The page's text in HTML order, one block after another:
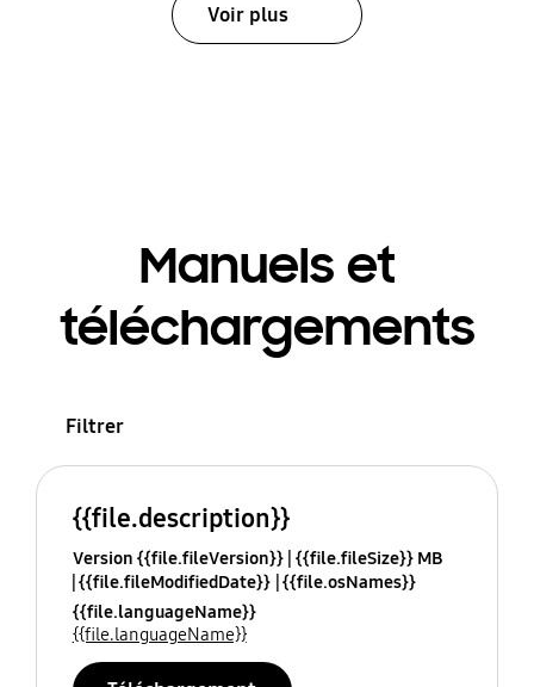
Voir plus
Manuels et
téléchargements
Filtrer
{{file.description}}
Version {{file.fileVersion}} {{file.fileSize}} MB
{{file.fileModifiedDate}} {{file.osNames}}
{{file.languageName}}
{{file.languageName}}